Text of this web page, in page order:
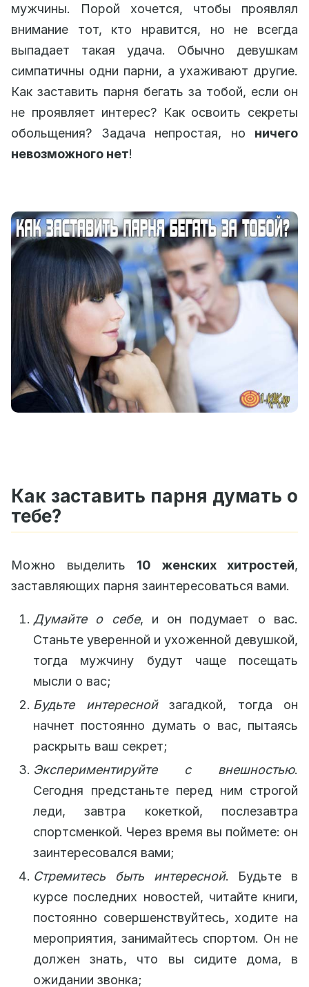
мужчины. Порой хочется, чтобы проявлял
внимание тот, кто нравится, но не всегда
выпадает такая удача. Обычно девушкам
симпатичны одни парни, а ухаживают другие.
Как заставить парня бегать за тобой, если он
не проявляет интерес? Как освоить секреты
обольщения? Задача непростая, но ничего
невозможного нет!
Как заставить парня думать о
тебе?
Можно выделить 10 женских хитростей,
заставляющих парня заинтересоваться вами.
Думайте о себе, и он подумает о вас.
Станьте уверенной и ухоженной девушкой,
тогда мужчину будут чаще посещать
мысли о вас;
Будьте интересной загадкой, тогда он
начнет постоянно думать о вас, пытаясь
раскрыть ваш секрет;
Экспериментируйте с внешностью.
Сегодня предстаньте перед ним строгой
леди, завтра кокеткой, послезавтра
спортсменкой. Через время вы поймете: он
заинтересовался вами;
Стремитесь быть интересной. Будьте в
курсе последних новостей, читайте книги,
постоянно совершенствуйтесь, ходите на
мероприятия, занимайтесь спортом. Он не
должен знать, что вы сидите дома, в
ожидании звонка;